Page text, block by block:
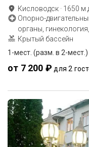
Кисловодск · 1650 м
Опорно-
органы,
Крытый бассейн
1-мест. (разм. в 2-мест.)
от 7 200 ₽ для 2